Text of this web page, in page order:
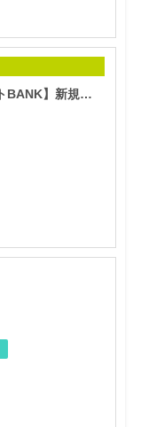
【暑中見舞い・残暑見舞いテンプレートBANK】新規会員登録